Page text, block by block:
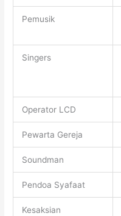
Pemusik
Singers
Operator LCD
Pewarta Gereja
Soundman
Pendoa Syafaat
Kesaksian